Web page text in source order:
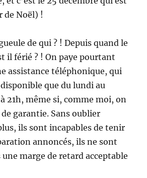
de Noël) !
de qui ? ! Depuis quand le
il férié ? ! On paye pourtant
assistance téléphonique, qui
que du lundi au
21h, même si, comme moi, on
garantie. Sans oublier
ils sont incapables de tenir
annoncés, ils ne sont
une marge de retard acceptable